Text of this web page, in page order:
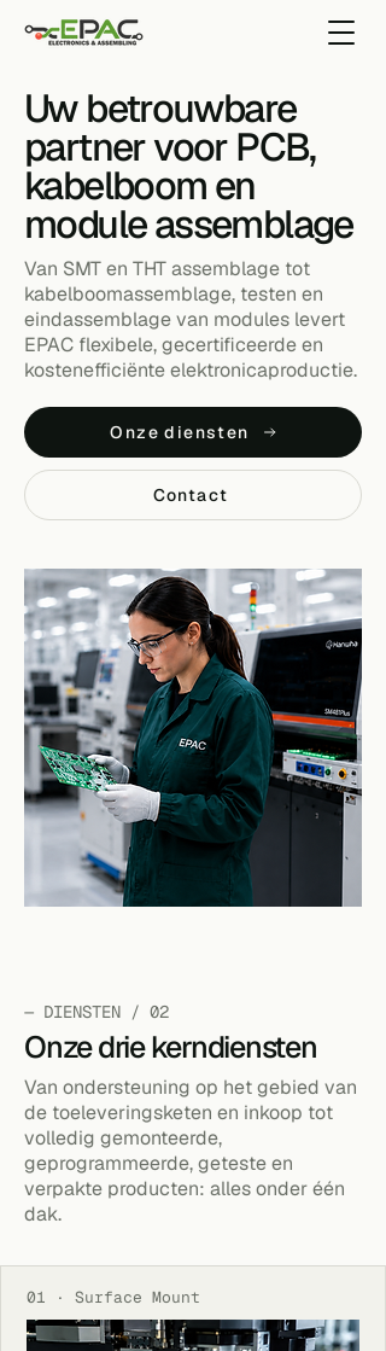
Uw betrouwbare
partner voor PCB,
kabelboom en
module assemblage
Van SMT en THT assemblage tot
kabelboomassemblage, testen en
eindassemblage van modules levert
EPAC flexibele, gecertificeerde en
kostenefficiënte elektronicaproductie.
Onze diensten
Contact
— DIENSTEN / 02
Onze drie kerndiensten
Van ondersteuning op het gebied van
de toeleveringsketen en inkoop tot
volledig gemonteerde,
geprogrammeerde, geteste en
verpakte producten: alles onder één
dak.
01 · Surface Mount